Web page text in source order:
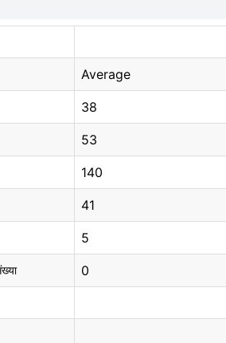
Average
38
53
140
41
5
0